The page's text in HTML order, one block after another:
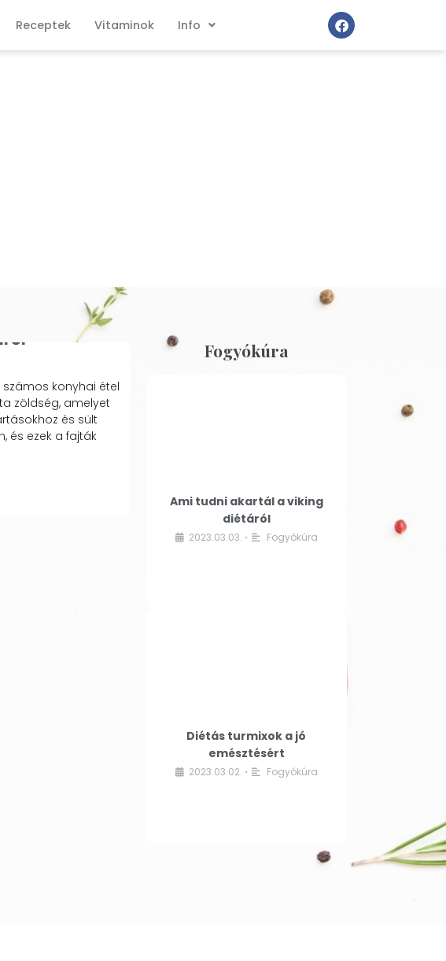
Receptek Vitaminok Info
konyhai étel
zöldség, amelyet
és sült
és ezek a fajták
Fogyókúra
Ami tudni akartál a viking
diétáról
2023.03.03. • Fogyókúra
Diétás turmixok a jó
emésztésért
2023.03.02. • Fogyókúra